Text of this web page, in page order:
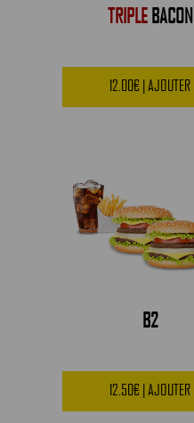
TRIPLEBACON
12.00€ | AJOUTER
B2
12.50€ | AJOUTER